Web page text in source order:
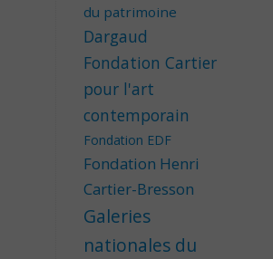
du patrimoine
Dargaud
Fondation Cartier
pour l'art
contemporain
Fondation EDF
Fondation Henri
Cartier-Bresson
Galeries
nationales du